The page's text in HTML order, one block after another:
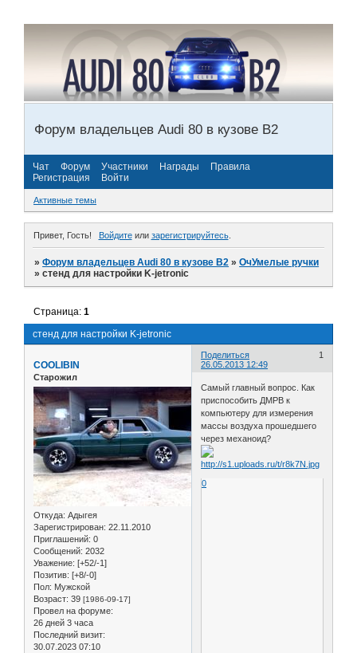
Форум владельцев Audi 80 в кузове В2
Чат Форум Участники Награды
Правила
Регистрация
Войти
Активные темы
Привет, Гость! Войдитеили зарегистрируйтесь.
»Форум владельцев Audi 80 в кузове В2 »ОчУмелые ручки
»стенд для настройки K-jetronic
стенд для настройки K-jetronic
Страница:1
Поделиться
1
26.05.2013 12:49
COOLIBIN
Старожил
Откуда: Адыгея
Зарегистрирован: 22.11.2010
Приглашений: 0
Сообщений: 2032
Уважение: [+52/-1]
Позитив: [+8/-0]
Пол: Мужской
Возраст: 39 [1986-09-17]
Провел на форуме:
26 дней 3 часа
Последний визит:
30.07.2023 07:10
Самый главный вопрос. Как
приспособить ДМРВ к
компьютеру для измерения
массы воздуха прошедшего
через механоид?
0